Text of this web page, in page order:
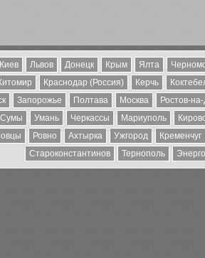
Киев Львов Донецк Крым Ялта
Краснодар (Россия) Керчь
Запорожье Полтава Москва
Ростов-
Сумы Умань Черкассы Мариуполь
Ровно Ахтырка Ужгород
Кременчуг
Староконстантинов
Тернополь